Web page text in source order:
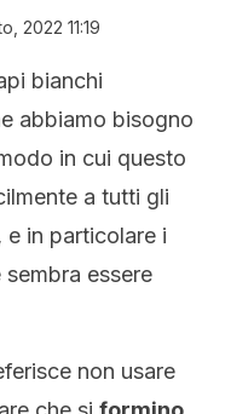
2022 11:19
bianchi
abbiamo bisogno
in cui questo
a tutti gli
e in particolare i
essere
non usare